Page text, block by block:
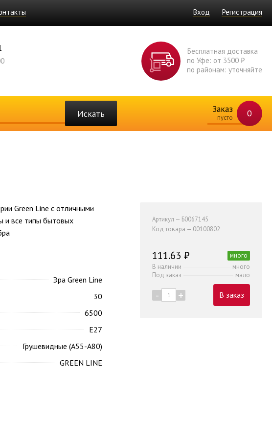
Вход Регистрация
Бесплатная доставка
по Уфе: от 3500 ₽
по районам: уточняйте
Искать Заказ 0
пусто
Green Line с отличными
и все типы бытовых
Эра Green Line
30
6500
Е27
Грушевидные (А55-А80)
GREEN LINE
Артикул — Б0067145
Код товара — 00100802
111.63 ₽
много
В наличии
много
Под заказ
мало
- + В заказ